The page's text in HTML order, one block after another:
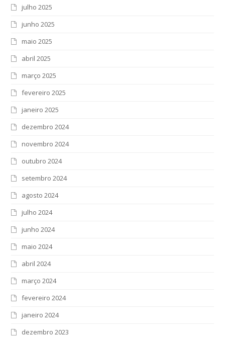
julho 2025
junho 2025
maio 2025
abril 2025
março 2025
fevereiro 2025
janeiro 2025
dezembro 2024
novembro 2024
outubro 2024
setembro 2024
agosto 2024
julho 2024
junho 2024
maio 2024
abril 2024
março 2024
fevereiro 2024
janeiro 2024
dezembro 2023